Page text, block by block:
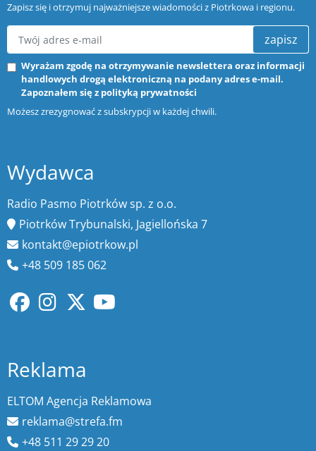
Zapisz się i otrzymuj najważniejsze wiadomości z Piotrkowa i regionu.
zapisz
Wyrażam zgodę na otrzymywanie newslettera oraz informacji
handlowych drogą elektroniczną na podany adres e-mail.
Zapoznałem się z polityką prywatności
Możesz zrezygnować z subskrypcji w każdej chwili.
Wydawca
Radio Pasmo Piotrków sp. z o.o.
Piotrków Trybunalski, Jagiellońska 7
kontakt@epiotrkow.pl
+48 509 185 062
Reklama
ELTOM Agencja Reklamowa
reklama@strefa.fm
+48 511 29 29 20